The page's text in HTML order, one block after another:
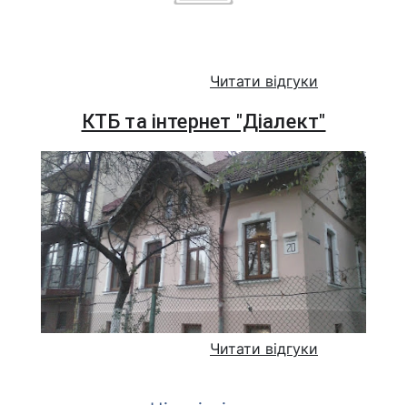
Читати відгуки
КТБ та інтернет "Діалект"
Читати відгуки